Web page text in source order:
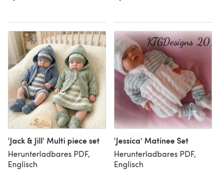
'Jack & Jill' Multi piece set
Herunterladbares PDF,
Englisch
'Jessica' Matinee Set
Herunterladbares PDF,
Englisch